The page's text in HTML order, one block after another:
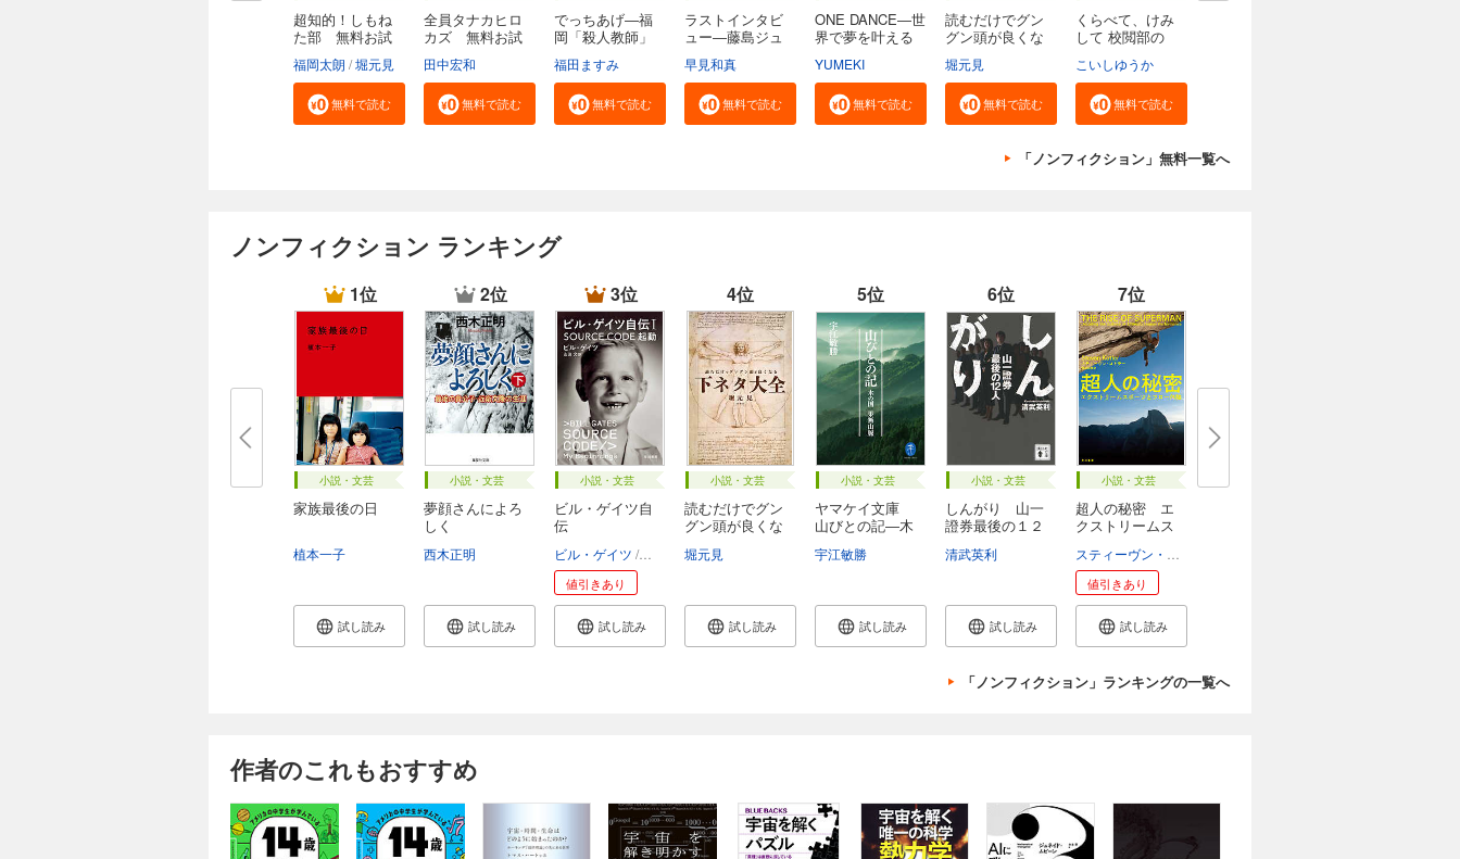
超知的！しもね
た部 無料お試
福岡太朗 堀元見
無料で読む
全員タナカヒロ
カズ 無料お試
田中宏和
無料で読む
でっちあげ―福
岡「殺人教師」
福田ますみ
無料で読む
ラストインタビ
ュー―藤島ジュ
早見和真
無料で読む
ONE DANCE―世
界で夢を叶える
YUMEKI
無料で読む
読むだけでグン
グン頭が良くな
堀元見
無料で読む
くらべて、けみ
して 校閲部の
こいしゆうか
無料で読む
「ノンフィクション」無料一覧へ
ノンフィクション ランキング
1位
小説・文芸
家族最後の日
植本一子
試し読み
2位
小説・文芸
夢顔さんによろ
しく
西木正明
試し読み
3位
小説・文芸
ビル・ゲイツ自
伝
ビル・ゲイツ
値引きあり
試し読み
4位
小説・文芸
読むだけでグン
グン頭が良くな
堀元見
試し読み
5位
小説・文芸
ヤマケイ文庫
山びとの記―木
宇江敏勝
試し読み
6位
小説・文芸
しんがり 山一
證券最後の１２
清武英利
試し読み
7位
小説・文芸
超人の秘密 エ
クストリームス
値引きあり
試し読み
「ノンフィクション」ランキングの一覧へ
作者のこれもおすすめ